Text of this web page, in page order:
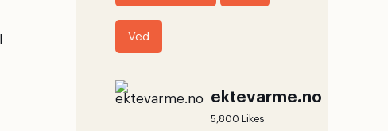
Ved
ektevarme.no
5,800 Likes